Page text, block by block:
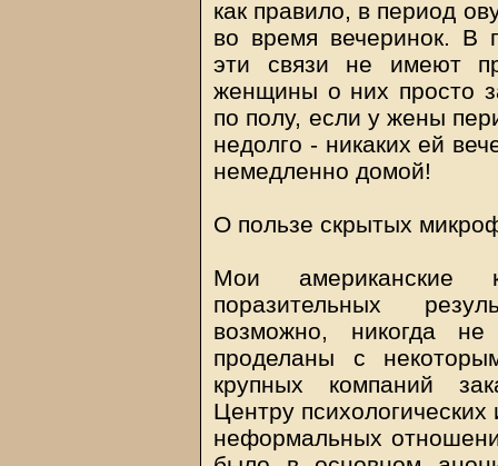
как правило, в период
во время вечеринок. В
эти связи не имеют
женщины о них просто
по полу, если у жены
недолго - никаких ей
немедленно домой!
О пользе скрытых
Мои американские
поразительных
возможно, никогда
проделаны с
крупных компаний
Центру
неформальных